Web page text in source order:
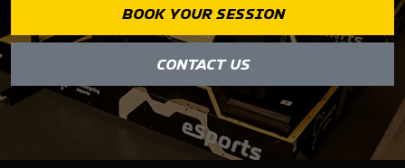
BOOK YOUR SESSION
CONTACT US